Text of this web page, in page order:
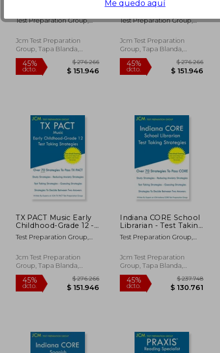
45% $ 237.748 45% $
Inglés)
Test Preparation Group,
Jcm Test Preparation
Group, Tapa Blanda,
Nuevo
Taking Strategies (en
Test Preparation Group,
Jcm Test Preparation
Group, Tapa Blanda,
Nuevo
TX PACT Music Early
Childhood-Grade 12 -
Test Taking Strategies
(en Inglés)
Test Preparation Group,
Jcm Test Preparation
Group, Tapa Blanda,
Nuevo
Indiana CORE School
Librarian - Test Taking
Strategies: Indiana
CORE 042 Exam -
(en Inglés)
Test Preparation Group,
Jcm Test Preparation
Group, Tapa Blanda,
Nuevo
Me quedo aquí